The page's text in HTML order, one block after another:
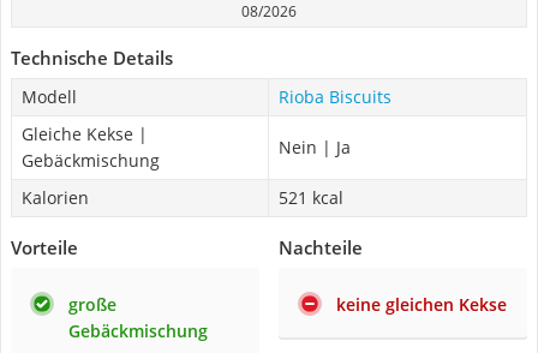
08/2026
Technische Details
Modell
Rioba Biscuits
Gleiche Kekse |
Gebäckmischung
Nein | Ja
Kalorien 521 kcal
Vorteile
große
Gebäckmischung
Nachteile
keine gleichen Kekse